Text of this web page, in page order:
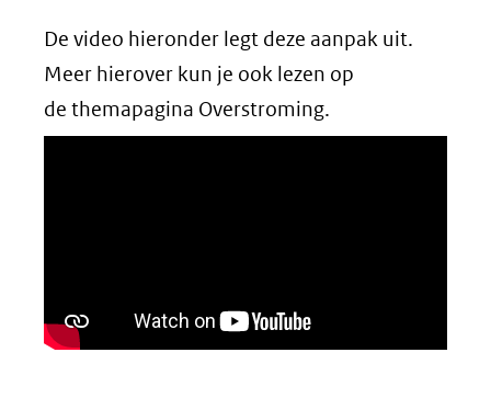
De video hieronder legt deze aanpak uit.
Meer hierover kun je ook lezen op
de themapagina Overstroming.